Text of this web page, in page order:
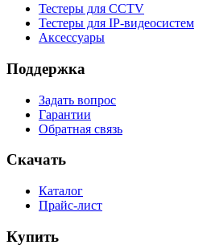
Тестеры для CCTV
Тестеры для IP-видеосистем
Аксессуары
Поддержка
Задать вопрос
Гарантии
Обратная связь
Скачать
Каталог
Прайс-лист
Купить